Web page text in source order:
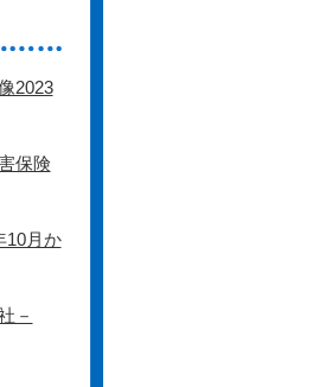
2023
保険
10月か
－